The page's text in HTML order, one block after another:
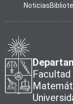
Noticias
Facultad